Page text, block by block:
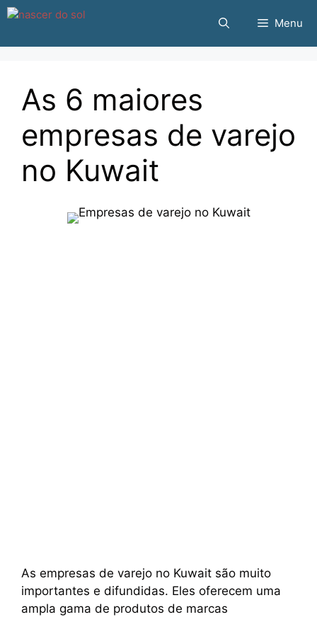
Pular
o
Menu
As 6 maiores
empresas de varejo
no Kuwait
As empresas de varejo no Kuwait são muito
importantes e difundidas. Eles oferecem uma
ampla gama de produtos de marcas